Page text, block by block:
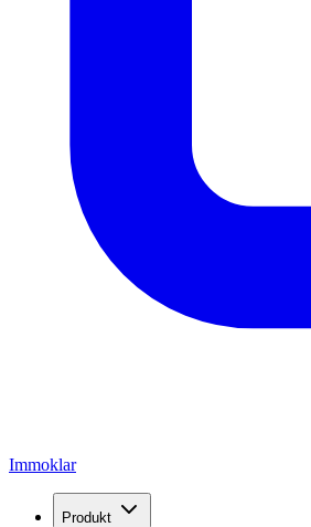
Immoklar
Produkt